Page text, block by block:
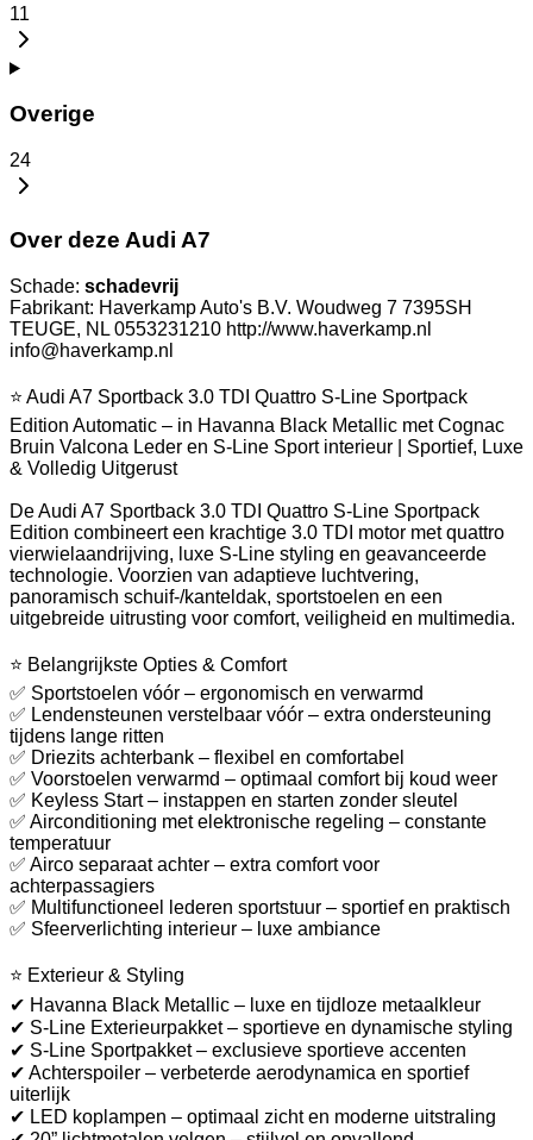
11
Overige
24
Over deze Audi A7
Schade: schadevrij
Fabrikant: Haverkamp Auto's B.V. Woudweg 7 7395SH
TEUGE, NL 0553231210 http://www.haverkamp.nl
info@haverkamp.nl
⭐ Audi A7 Sportback 3.0 TDI Quattro S-Line Sportpack
Edition Automatic – in Havanna Black Metallic met Cognac
Bruin Valcona Leder en S-Line Sport interieur | Sportief, Luxe
& Volledig Uitgerust
De Audi A7 Sportback 3.0 TDI Quattro S-Line Sportpack
Edition combineert een krachtige 3.0 TDI motor met quattro
vierwielaandrijving, luxe S-Line styling en geavanceerde
technologie. Voorzien van adaptieve luchtvering,
panoramisch schuif-/kanteldak, sportstoelen en een
uitgebreide uitrusting voor comfort, veiligheid en multimedia.
⭐ Belangrijkste Opties & Comfort
✅ Sportstoelen vóór – ergonomisch en verwarmd
✅ Lendensteunen verstelbaar vóór – extra ondersteuning
tijdens lange ritten
✅ Driezits achterbank – flexibel en comfortabel
✅ Voorstoelen verwarmd – optimaal comfort bij koud weer
✅ Keyless Start – instappen en starten zonder sleutel
✅ Airconditioning met elektronische regeling – constante
temperatuur
✅ Airco separaat achter – extra comfort voor
achterpassagiers
✅ Multifunctioneel lederen sportstuur – sportief en praktisch
✅ Sfeerverlichting interieur – luxe ambiance
⭐ Exterieur & Styling
✔ Havanna Black Metallic – luxe en tijdloze metaalkleur
✔ S-Line Exterieurpakket – sportieve en dynamische styling
✔ S-Line Sportpakket – exclusieve sportieve accenten
✔ Achterspoiler – verbeterde aerodynamica en sportief
uiterlijk
✔ LED koplampen – optimaal zicht en moderne uitstraling